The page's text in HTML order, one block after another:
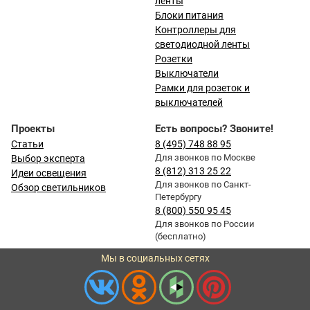
Блоки питания
Контроллеры для
светодиодной ленты
Розетки
Выключатели
Рамки для розеток и
выключателей
Проекты
Статьи
Выбор эксперта
Идеи освещения
Обзор светильников
Есть вопросы? Звоните!
8 (495) 748 88 95
Для звонков по Москве
8 (812) 313 25 22
Для звонков по Санкт-
Петербургу
8 (800) 550 95 45
Для звонков по России
(бесплатно)
Мы в социальных сетях